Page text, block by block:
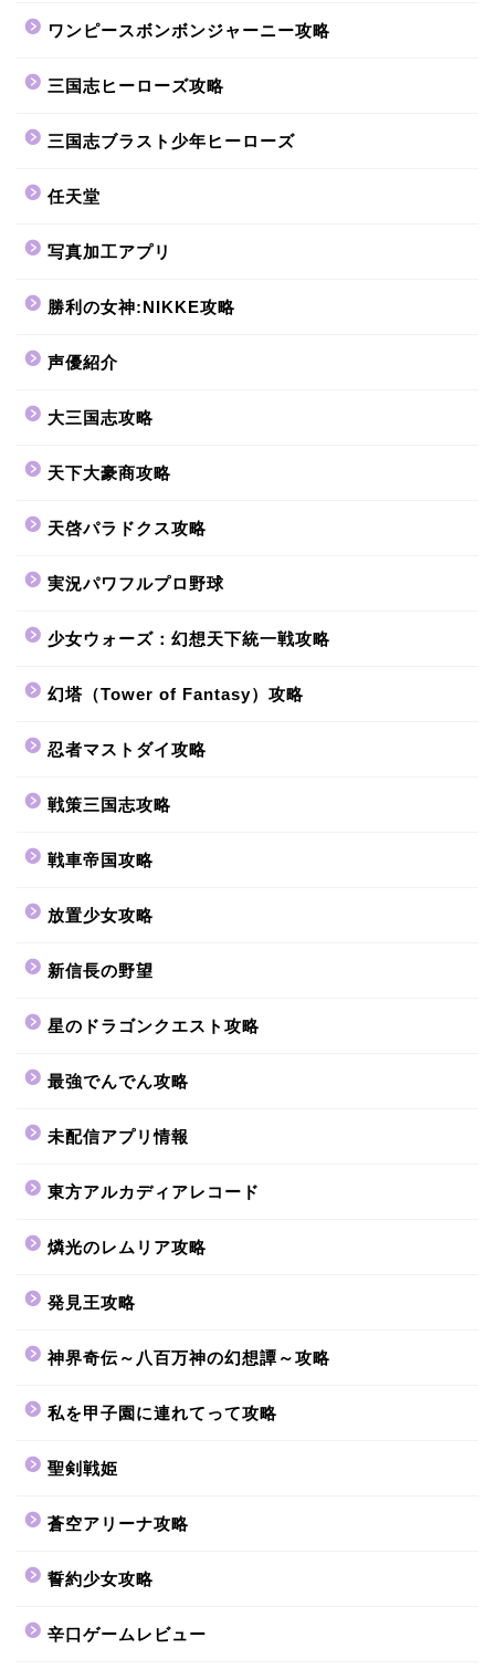
ワンピースボンボンジャーニー攻略
三国志ヒーローズ攻略
三国志ブラスト少年ヒーローズ
任天堂
写真加工アプリ
勝利の女神:NIKKE攻略
声優紹介
大三国志攻略
天下大豪商攻略
天啓パラドクス攻略
実況パワフルプロ野球
少女ウォーズ：幻想天下統一戦攻略
幻塔（Tower of Fantasy）攻略
忍者マストダイ攻略
戦策三国志攻略
戦車帝国攻略
放置少女攻略
新信長の野望
星のドラゴンクエスト攻略
最強でんでん攻略
未配信アプリ情報
東方アルカディアレコード
燐光のレムリア攻略
発見王攻略
神界奇伝～八百万神の幻想譚～攻略
私を甲子園に連れてって攻略
聖剣戦姫
蒼空アリーナ攻略
誓約少女攻略
辛口ゲームレビュー